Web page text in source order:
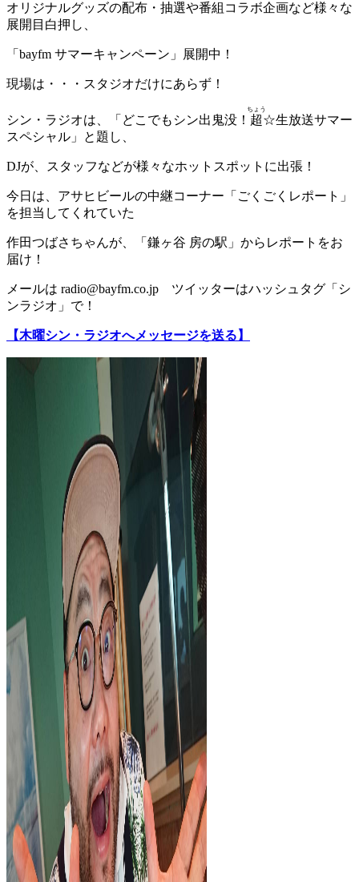
オリジナルグッズの配布・抽選や番組コラボ企画など様々な
展開目白押し、
「bayfm サマーキャンペーン」展開中！
現場は・・・スタジオだけにあらず！
シン・ラジオは、「どこでもシン出鬼没！ 超
ちょう
☆生放送サマー
スペシャル」と題し、
DJが、スタッフなどが様々なホットスポットに出張！
今日は、アサヒビールの中継コーナー「ごくごくレポート」
を担当してくれていた
作田つばさちゃんが、「 鎌ヶ谷 房の駅 」からレポートをお
届け！
メールは radio@bayfm.co.jp ツイッターはハッシュタグ「シ
ンラジオ」で！
【木曜シン・ラジオへメッセージを送る】